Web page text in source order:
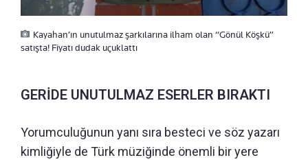
Kayahan’ın unutulmaz şarkılarına ilham olan “Gönül Köşkü”
satışta! Fiyatı dudak uçuklattı
GERİDE UNUTULMAZ ESERLER BIRAKTI
Yorumculuğunun yanı sıra besteci ve söz yazarı
kimliğiyle de Türk müziğinde önemli bir yere